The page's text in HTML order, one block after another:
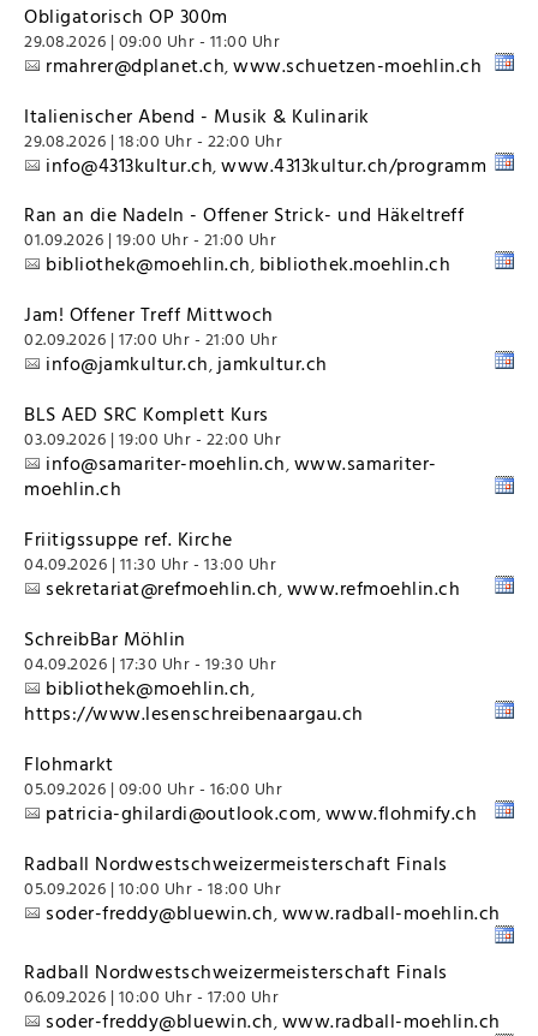
Obligatorisch OP 300m
29.08.2026 | 09:00 Uhr - 11:00 Uhr
rmahrer@dplanet.ch,www.schuetzen-moehlin.ch
Italienischer Abend - Musik & Kulinarik
29.08.2026 | 18:00 Uhr - 22:00 Uhr
info@4313kultur.ch,www.4313kultur.ch/programm
Ran an die Nadeln - Offener Strick- und Häkeltreff
01.09.2026 | 19:00 Uhr - 21:00 Uhr
bibliothek@moehlin.ch, bibliothek.moehlin.ch
Jam! Offener Treff Mittwoch
02.09.2026 | 17:00 Uhr - 21:00 Uhr
info@jamkultur.ch, jamkultur.ch
BLS AED SRC Komplett Kurs
03.09.2026 | 19:00 Uhr - 22:00 Uhr
info@samariter-moehlin.ch,www.samariter-
moehlin.ch
Friitigssuppe ref. Kirche
04.09.2026 | 11:30 Uhr - 13:00 Uhr
sekretariat@refmoehlin.ch,www.refmoehlin.ch
SchreibBar Möhlin
04.09.2026 | 17:30 Uhr - 19:30 Uhr
bibliothek@moehlin.ch,
https://www.lesenschreibenaargau.ch
Flohmarkt
05.09.2026 | 09:00 Uhr - 16:00 Uhr
patricia-ghilardi@outlook.com,www.flohmify.ch
Radball Nordwestschweizermeisterschaft Finals
05.09.2026 | 10:00 Uhr - 18:00 Uhr
soder-freddy@bluewin.ch,www.radball-moehlin.ch
Radball Nordwestschweizermeisterschaft Finals
06.09.2026 | 10:00 Uhr - 17:00 Uhr
soder-freddy@bluewin.ch,www.radball-moehlin.ch